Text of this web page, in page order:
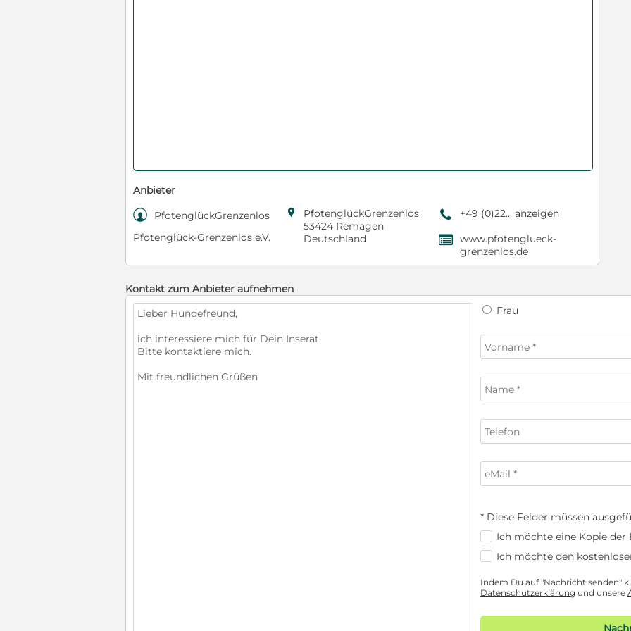
Anbieter

PfotenglückGrenzenlos
Pfotenglück-Grenzenlos e.V.

PfotenglückGrenzenlos
53424 Remagen
Deutschland
9 +49 (0)22... anzeigen
,
www.pfotenglueck-
grenzenlos.de
Kontakt zum Anbieter aufnehmen
Frau
* Diese Felder müssen
Ich möchte eine Kopie der
Ich möchte den
Indem Du auf "Nachricht senden"
Datenschutzerklärung und unsere